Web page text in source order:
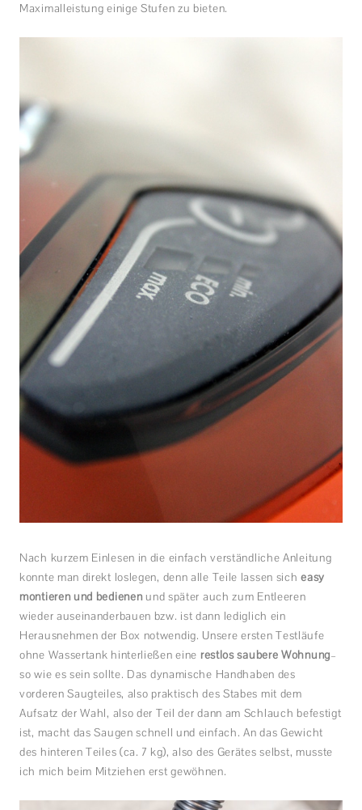
Maximalleistung einige Stufen zu bieten.
Nach kurzem Einlesen in die einfach verständliche Anleitung
konnte man direkt loslegen, denn alle Teile lassen sicheasy
montieren und bedienen und später auch zum Entleeren
wieder auseinanderbauen bzw. ist dann lediglich ein
Herausnehmen der Box notwendig. Unsere ersten Testläufe
ohne Wassertank hinterließen eine restlos saubere Wohnung–
so wie es sein sollte. Das dynamische Handhaben des
vorderen Saugteiles, also praktisch des Stabes mit dem
Aufsatz der Wahl, also der Teil der dann am Schlauch befestigt
ist, macht das Saugen schnell und einfach. An das Gewicht
des hinteren Teiles (ca. 7 kg), also des Gerätes selbst, musste
ich mich beim Mitziehen erst gewöhnen.